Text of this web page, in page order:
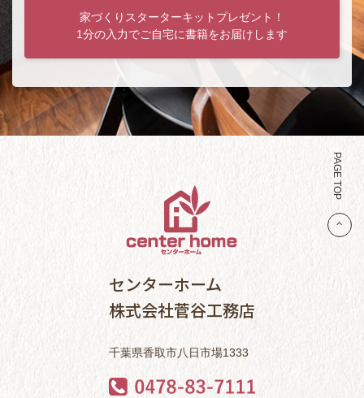
家づくりスターターキットプレゼント！
1分の入力でご自宅に書籍をお届けします
PAGE TOP
センターホーム
株式会社菅谷工務店
千葉県香取市八日市場1333